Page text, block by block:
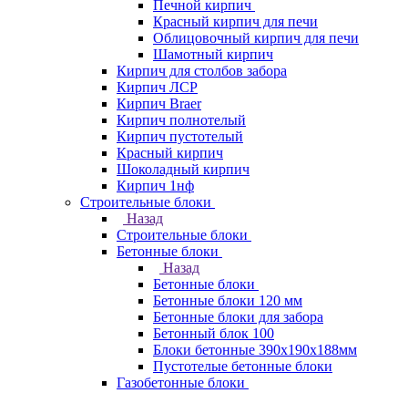
Печной кирпич
Красный кирпич для печи
Облицовочный кирпич для печи
Шамотный кирпич
Кирпич для столбов забора
Кирпич ЛСР
Кирпич Braer
Кирпич полнотелый
Кирпич пустотелый
Красный кирпич
Шоколадный кирпич
Кирпич 1нф
Строительные блоки
Назад
Строительные блоки
Бетонные блоки
Назад
Бетонные блоки
Бетонные блоки 120 мм
Бетонные блоки для забора
Бетонный блок 100
Блоки бетонные 390х190х188мм
Пустотелые бетонные блоки
Газобетонные блоки